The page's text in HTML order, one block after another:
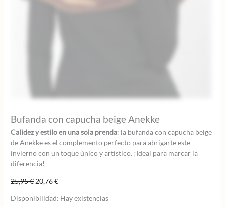
Bufanda con capucha beige Anekke
Calidez y estilo en una sola prenda: la bufanda con capucha beige
de Anekke es el complemento perfecto para abrigarte este
invierno con un toque único y artístico. ¡Ideal para marcar la
diferencia!
25,95€ El
original
20,76€El
actual
Disponibilidad: Hay existencias